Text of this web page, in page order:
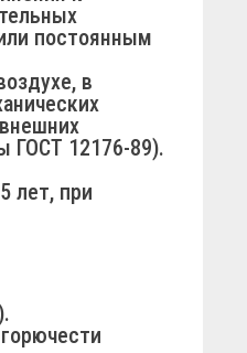
постоянным
в
ГОСТ 12176-89).
лет, при